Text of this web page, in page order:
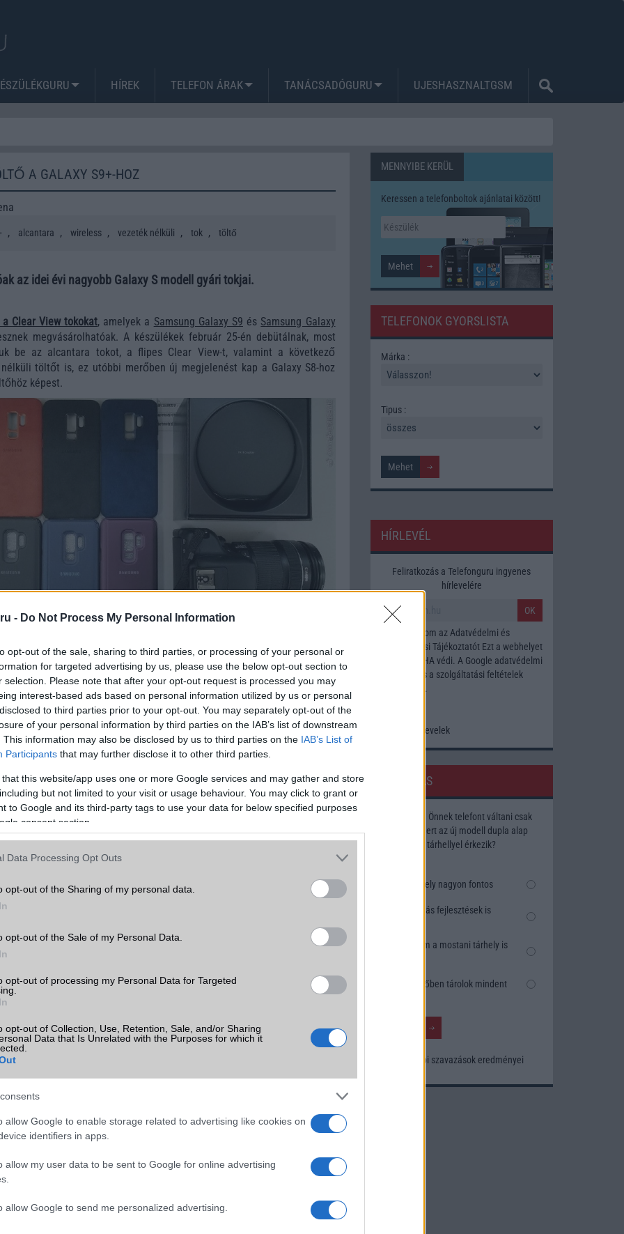
- Do Not Process My Personal Information
opt-out of the sale, sharing to third parties, or processing of your personal or
for targeted advertising by us, please use the below opt-out section to
selection. Please note that after your opt-out request is processed you may
interest-based ads based on personal information utilized by us or personal
to third parties prior to your opt-out. You may separately opt-out of the
of your personal information by third parties on the IAB’s list of downstream
This information may also be disclosed by us to third parties on the IAB’s List of
Participants that may further disclose it to other third parties.
that this website/app uses one or more Google services and may gather and store
but not limited to your visit or usage behaviour. You may click to grant or
to Google and its third-party tags to use your data for below specified purposes
consent section.
Data Processing Opt Outs
opt-out of the Sharing of my personal data.
opt-out of the Sale of my Personal Data.
opt-out of processing my Personal Data for Targeted
opt-out of Collection, Use, Retention, Sale, and/or Sharing
Data that Is Unrelated with the Purposes for which it
allow Google to enable storage related to advertising like cookies on
identifiers in apps.
allow my user data to be sent to Google for online advertising
allow Google to send me personalized advertising.
HÍREK TELEFON ÁRAK TANÁCSADÓGURU UJESHASZNALTGSM
A GALAXY S9+-HOZ
, alcantara , wireless , vezeték nélküli , tok , töltő
az idei évi nagyobb Galaxy S modell gyári tokjai.
Clear View tokokat, amelyek a Samsung Galaxy S9 és Samsung Galaxy
megvásárolhatóak. A készülékek február 25-én debütálnak, most
be az alcantara tokot, a flipes Clear View-t, valamint a következő
töltőt is, ez utóbbi merőben új megjelenést kap a Galaxy S8-hoz
képest.
a legfrissebb híreink között!
linkek:
kiemelt ajánlatok
készülék kimarad a
9 frissítésből – itt a
ekkor rántja le a leplet az
Apple az új csúcsmobilokról
A szeptemberi eseményen az iPhone 18 Pro
MENNYIBE KERÜL
Keressen a telefonboltok ajánlatai között!
TELEFONOK GYORSLISTA
Márka :
Tipus :
HÍRLEVÉL
Feliratkozás a Telefonguru ingyenes
hírlevelére
OK
Elfogadom az Adatvédelmi és
Adatkezelési TájékoztatótEzt a webhelyet
a reCAPTCHA védi. A Google adatvédelmi
és a szolgáltatási feltételek
Korábbi hírlevelek
SZAVAZÁS
Megérné Önnek telefont váltani csak
azért, mert az új modell dupla alap
tárhellyel érkezik?
Igen, a tárhely nagyon fontos
Talán, ha más fejlesztések is
Nem, nekem a mostani tárhely is
Inkább felhőben tárolok mindent
Korábbi szavazások eredményei